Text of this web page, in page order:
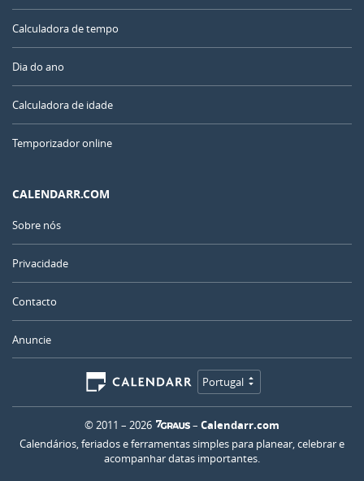
Calculadora de tempo
Dia do ano
Calculadora de idade
Temporizador online
CALENDARR.COM
Sobre nós
Privacidade
Contacto
Anuncie
Portugal
© 2011 – 2026 – Calendarr.com
Calendários, feriados e ferramentas simples para planear, celebrar e
acompanhar datas importantes.